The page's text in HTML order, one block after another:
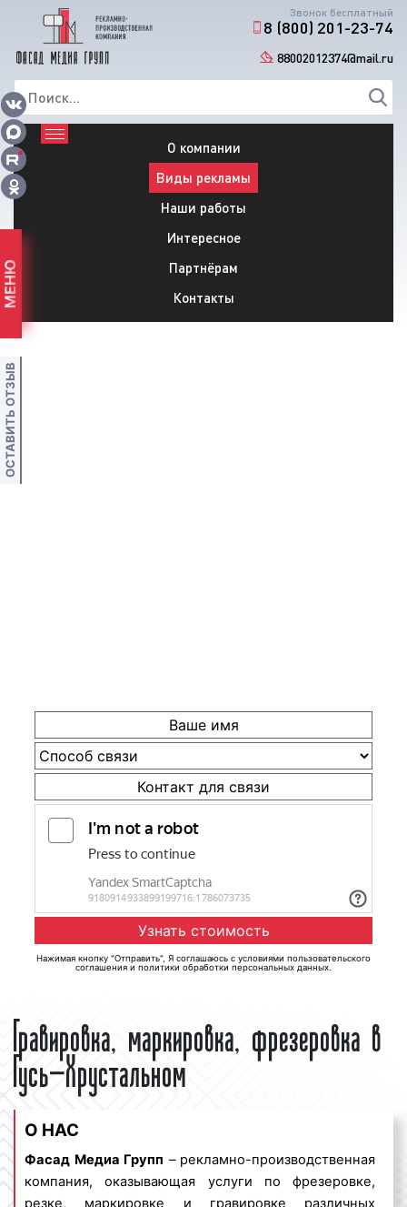
Звонок бесплатный
8 (800) 201-23-74
88002012374@mail.ru
О компании
Виды рекламы
Наши работы
Интересное
Партнёрам
Контакты
Нажимая кнопку "Отправить", Я соглашаюсь с условиями пользовательского
соглашения и политики обработки персональных данных
Гравировка, маркировка, фрезеровка в
Гусь-Хрустальном
О НАС
Фасад Медиа Групп – рекламно-производственная
компания, оказывающая услуги по фрезеровке,
резке, маркировке и гравировке различных
МЕНЮ
ОСТАВИТЬ ОТЗЫВ